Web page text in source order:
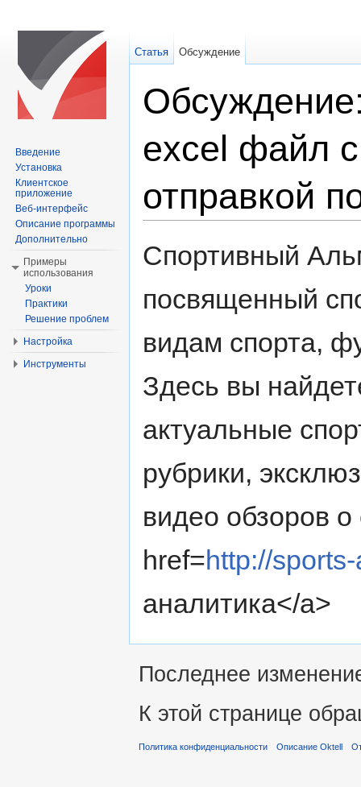
excel файл
отправкой
Спортивный
посвященный
видам спорта,
Здесь вы
актуальные
рубрики,
видео обзоров
href=http://
аналитика</a>
Статья Обсуждение
Введение
Установка
Клиентское
приложение
Веб-интерфейс
Описание программы
Дополнительно
Примеры
использования
Уроки
Практики
Решение проблем
Настройка
Инструменты
Последнее
К этой странице
Политика конфиденциальности Описание Oktell